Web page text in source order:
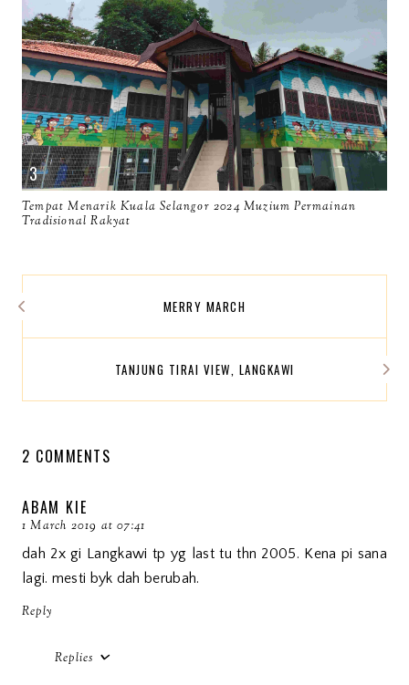
Tempat Menarik Kuala Selangor 2024 Muzium Permainan
Tradisional Rakyat
MERRY MARCH
TANJUNG TIRAI VIEW, LANGKAWI
2 COMMENTS
ABAM KIE
1 March 2019 at 07:41
dah 2x gi Langkawi tp yg last tu thn 2005. Kena pi sana
lagi. mesti byk dah berubah.
Reply
Replies